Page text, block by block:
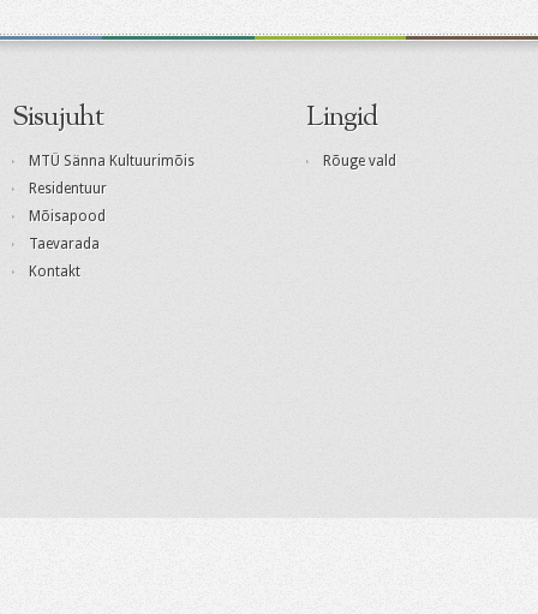
Sisujuht
MTÜ Sänna Kultuurimõis
Residentuur
Mõisapood
Taevarada
Kontakt
Lingid
Rõuge vald